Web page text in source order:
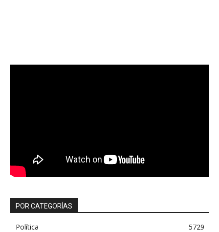
POR CATEGORÍAS
Política
5729